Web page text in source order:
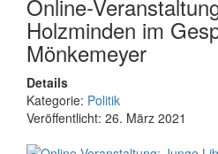
Online-
Holzminden im
Mönkemeyer
Details
Kategorie: Politik
Veröffentlicht: 26. März 2021